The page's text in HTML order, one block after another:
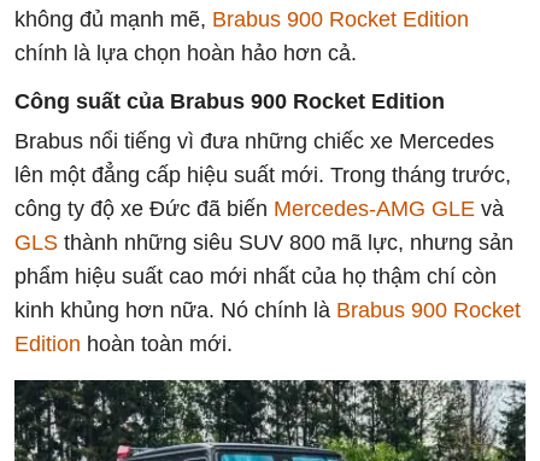
không đủ mạnh mẽ, Brabus 900 Rocket Edition
chính là lựa chọn hoàn hảo hơn cả.
Công suất của Brabus 900 Rocket Edition
Brabus nổi tiếng vì đưa những chiếc xe Mercedes
lên một đẳng cấp hiệu suất mới. Trong tháng trước,
công ty độ xe Đức đã biến Mercedes-AMG GLE và
GLS thành những siêu SUV 800 mã lực, nhưng sản
phẩm hiệu suất cao mới nhất của họ thậm chí còn
kinh khủng hơn nữa. Nó chính là Brabus 900 Rocket
Edition hoàn toàn mới.